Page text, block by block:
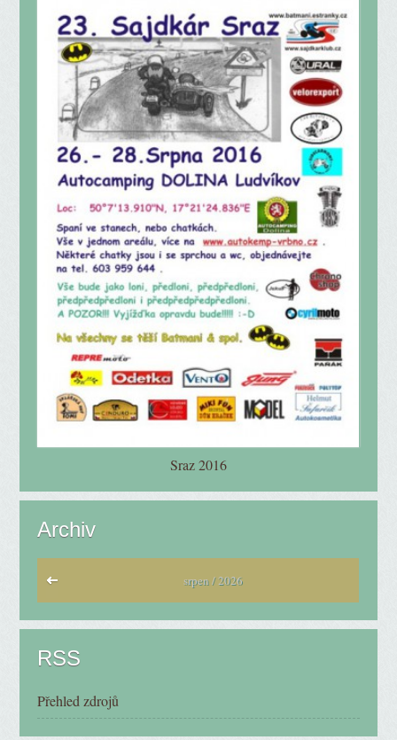
Sraz 2016
Archiv
srpen / 2026
RSS
Přehled zdrojů